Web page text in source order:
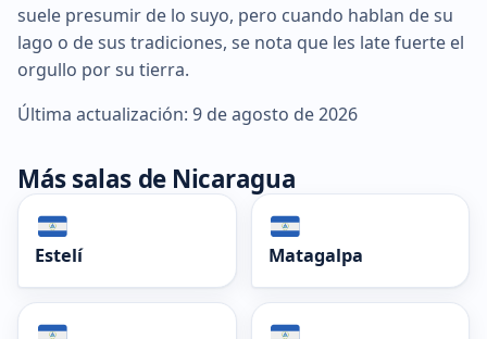
suele presumir de lo suyo, pero cuando hablan de su
lago o de sus tradiciones, se nota que les late fuerte el
orgullo por su tierra.
Última actualización: 9 de agosto de 2026
Más salas de Nicaragua
Estelí Matagalpa